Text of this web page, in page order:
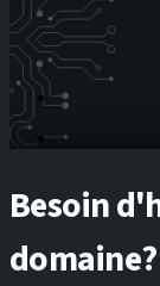
Besoin
domaine?